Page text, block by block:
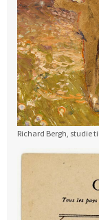
Richard Bergh, studie